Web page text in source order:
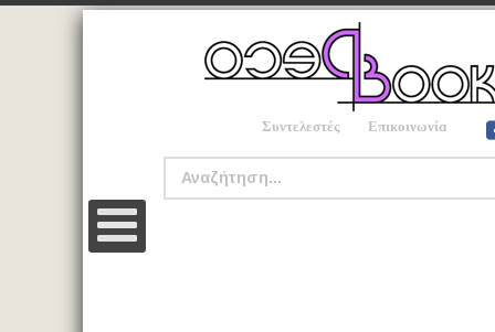
Συντελεστές Επικοινωνία